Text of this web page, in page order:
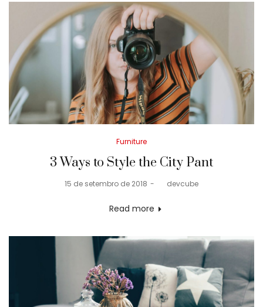
Posted
Furniture
3 Ways to Style the City Pant
Posted
15 de setembro de 2018 devcube
Read more